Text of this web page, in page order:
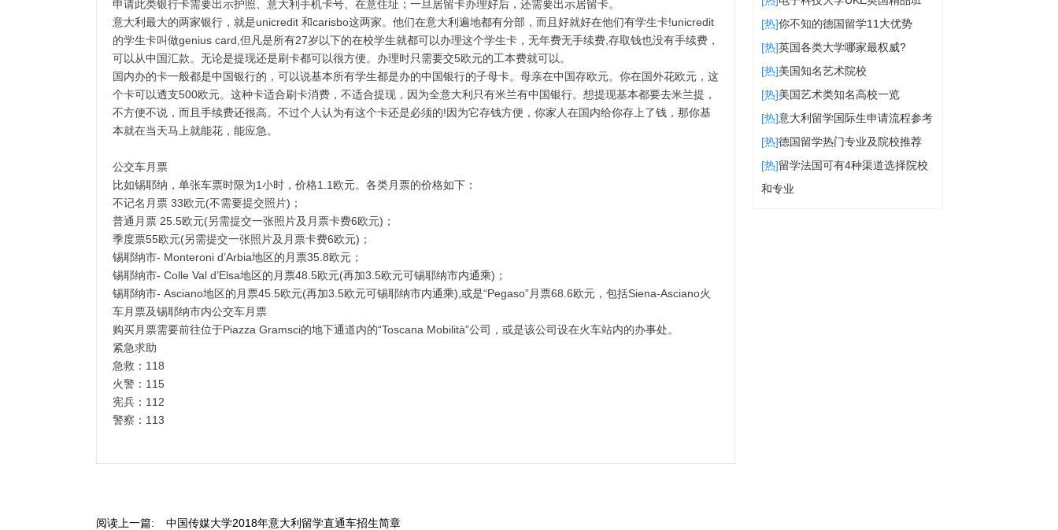
申请此类银行卡需要出示护照、意大利手机卡号、在意住址；一旦居留卡办理好后，还需要出示居留卡。
意大利最大的两家银行，就是unicredit 和carisbo这两家。他们在意大利遍地都有分部，而且好就好在他们有学生卡!unicredit
的学生卡叫做genius card,但凡是所有27岁以下的在校学生就都可以办理这个学生卡，无年费无手续费,存取钱也没有手续费，
可以从中国汇款。无论是提现还是刷卡都可以很方便。办理时只需要交5欧元的工本费就可以。
国内办的卡一般都是中国银行的，可以说基本所有学生都是办的中国银行的子母卡。母亲在中国存欧元。你在国外花欧元，这
个卡可以透支500欧元。这种卡适合刷卡消费，不适合提现，因为全意大利只有米兰有中国银行。想提现基本都要去米兰提，
不方便不说，而且手续费还很高。不过个人认为有这个卡还是必须的!因为它存钱方便，你家人在国内给你存上了钱，那你基
本就在当天马上就能花，能应急。
公交车月票
比如锡耶纳，单张车票时限为1小时，价格1.1欧元。各类月票的价格如下：
不记名月票 33欧元(不需要提交照片)；
普通月票 25.5欧元(另需提交一张照片及月票卡费6欧元)；
季度票55欧元(另需提交一张照片及月票卡费6欧元)；
锡耶纳市- Monteroni d’Arbia地区的月票35.8欧元；
锡耶纳市- Colle Val d’Elsa地区的月票48.5欧元(再加3.5欧元可锡耶纳市内通乘)；
锡耶纳市- Asciano地区的月票45.5欧元(再加3.5欧元可锡耶纳市内通乘),或是“Pegaso”月票68.6欧元，包括Siena-Asciano火
车月票及锡耶纳市内公交车月票
购买月票需要前往位于Piazza Gramsci的地下通道内的“Toscana Mobilità”公司，或是该公司设在火车站内的办事处。
紧急求助
急救：118
火警：115
宪兵：112
警察：113
[热]你不知的德国留学11大优势
[热]英国各类大学哪家最权威?
[热]​美国知名艺术院校
[热]美国艺术类知名高校一览
[热]意大利留学国际生申请流程参考
[热]德国留学热门专业及院校推荐
[热]留学法国可有4种渠道选择院校
和专业
阅读上一篇:
中国传媒大学2018年意大利留学直通车招生简章